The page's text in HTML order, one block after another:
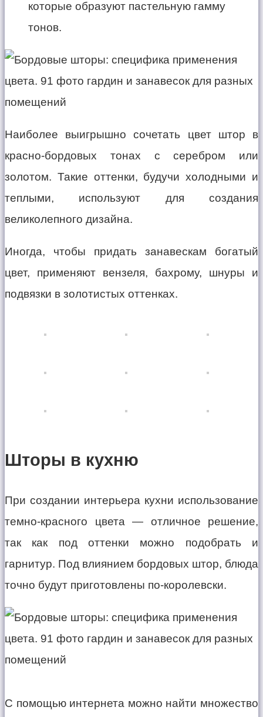
которые образуют пастельную гамму
тонов.
Наиболее выигрышно сочетать цвет штор в
красно-бордовых тонах с серебром или
золотом. Такие оттенки, будучи холодными и
теплыми, используют для создания
великолепного дизайна.
Иногда, чтобы придать занавескам богатый
цвет, применяют вензеля, бахрому, шнуры и
подвязки в золотистых оттенках.
Шторы в кухню
При создании интерьера кухни использование
темно-красного цвета — отличное решение,
так как под оттенки можно подобрать и
гарнитур. Под влиянием бордовых штор, блюда
точно будут приготовлены по-королевски.
С помощью интернета можно найти множество